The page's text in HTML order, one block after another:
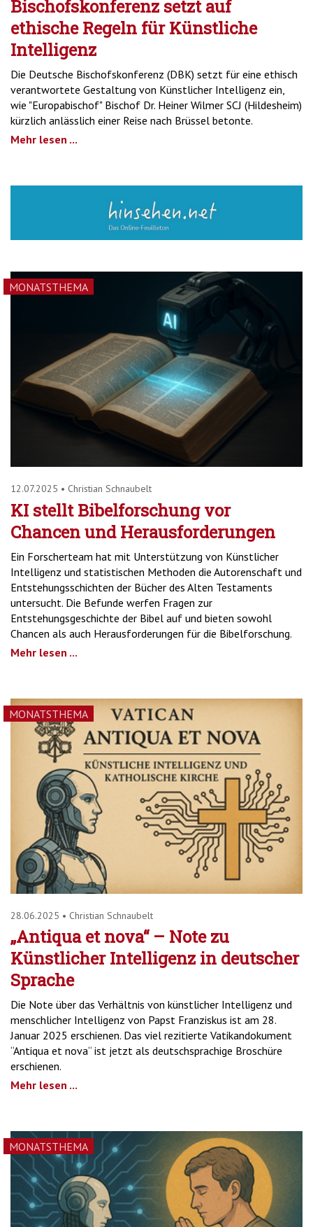
Bischofskonferenz setzt auf
ethische Regeln für Künstliche
Intelligenz
Die Deutsche Bischofskonferenz (DBK) setzt für eine ethisch
verantwortete Gestaltung von Künstlicher Intelligenz ein,
wie "Europabischof" Bischof Dr. Heiner Wilmer SCJ (Hildesheim)
kürzlich anlässlich einer Reise nach Brüssel betonte.
Mehr lesen ...
MONATSTHEMA
12.07.2025 • Christian Schnaubelt
KI stellt Bibelforschung vor
Chancen und Herausforderungen
Ein Forscherteam hat mit Unterstützung von Künstlicher
Intelligenz und statistischen Methoden die Autorenschaft und
Entstehungsschichten der Bücher des Alten Testaments
untersucht. Die Befunde werfen Fragen zur
Entstehungsgeschichte der Bibel auf und bieten sowohl
Chancen als auch Herausforderungen für die Bibelforschung.
Mehr lesen ...
MONATSTHEMA
28.06.2025 • Christian Schnaubelt
„Antiqua et nova“ – Note zu
Künstlicher Intelligenz in deutscher
Sprache
Die Note über das Verhältnis von künstlicher Intelligenz und
menschlicher Intelligenz von Papst Franziskus ist am 28.
Januar 2025 erschienen. Das viel rezitierte Vatikandokument
“Antiqua et nova“ ist jetzt als deutschsprachige Broschüre
erschienen.
Mehr lesen ...
MONATSTHEMA